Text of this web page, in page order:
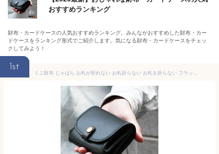
おすすめランキング
財布・カードケースの人気おすすめランキング。みんながおすすめした財布・カー
ドケースをランキング形式でご紹介します。気になる財布・カードケースをチェッ
クしてみよう！
1st
ミニ財布 じゃばら お札が折れない お札折らない お札を折らない フラップ alto 日本製 姫路レザー 本革 財布 メンズ ヌメ革 牛革 タンニン鞣し 経年変化 エイジング ハンドメイド 二つ折り財布 小さい財布 コンパクト 蛇腹 アルト Less Design グリーン 緑 送料無料